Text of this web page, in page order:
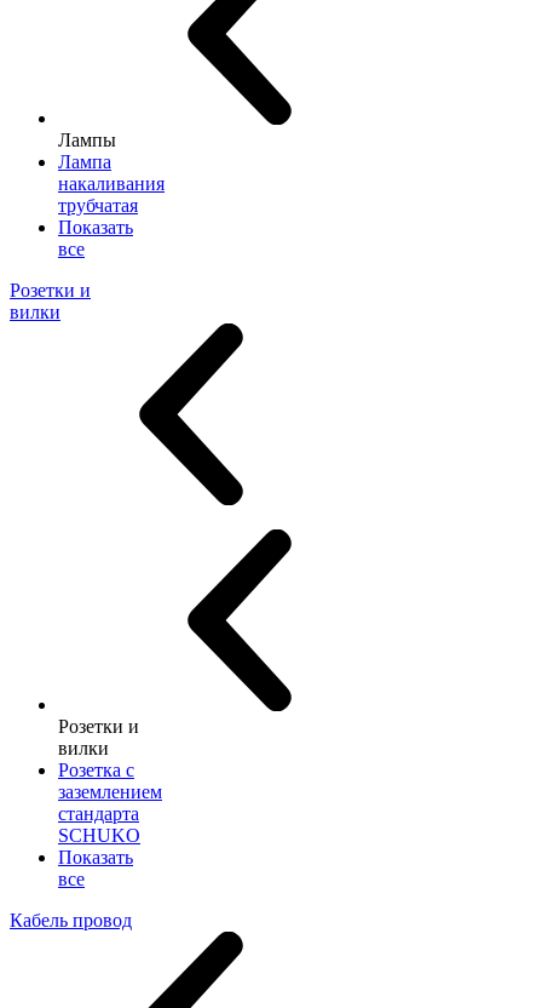
Лампы
Лампа
накаливания
трубчатая
Показать
все
Розетки и
вилки
Розетки и
вилки
Розетка с
заземлением
стандарта
SCHUKO
Показать
все
Кабель провод